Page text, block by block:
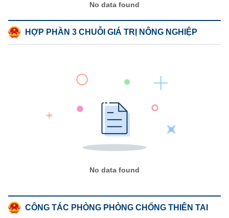
No data found
HỢP PHẦN 3 CHUỖI GIÁ TRỊ NÔNG NGHIỆP
No data found
CÔNG TÁC PHÒNG PHÒNG CHỐNG THIÊN TAI